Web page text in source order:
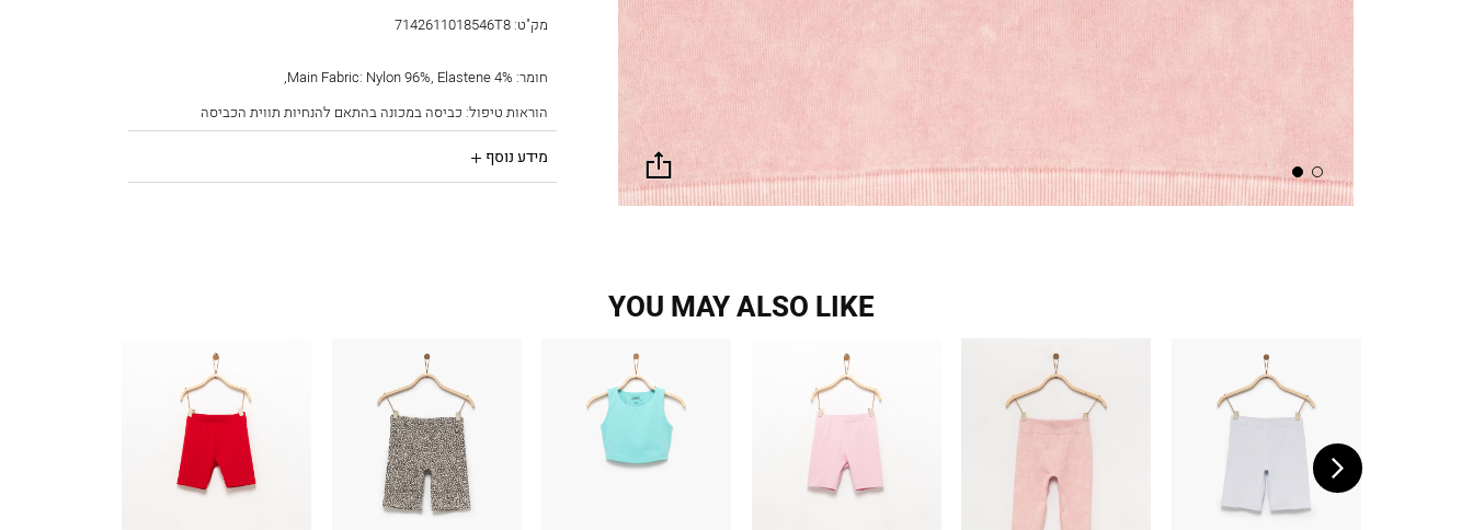
שתף מידע נוסף
מק"ט: 7142611018546T8
חומר: Main Fabric: Nylon 96%, Elastene 4%,
הוראות טיפול: כביסה במכונה בהתאם להנחיות תווית הכביסה7142611018546T8
YOU MAY ALSO LIKE